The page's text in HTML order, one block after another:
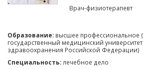
Врач-физиотерапевт
Образование: высшее профессиональное
государственный медицинский
здравоохранения Российской Федерации)
Специальность: лечебное дело